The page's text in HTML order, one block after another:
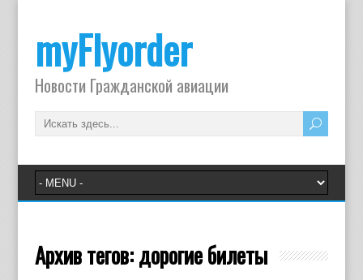
myFlyorder
Новости Гражданской авиации
Архив тегов:дорогие билеты